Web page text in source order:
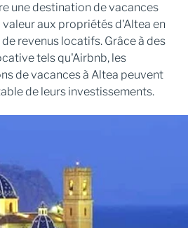
une destination de vacances
aux propriétés d'Altea en
revenus locatifs. Grâce à des
tels qu'Airbnb, les
de vacances à Altea peuvent
de leurs investissements.